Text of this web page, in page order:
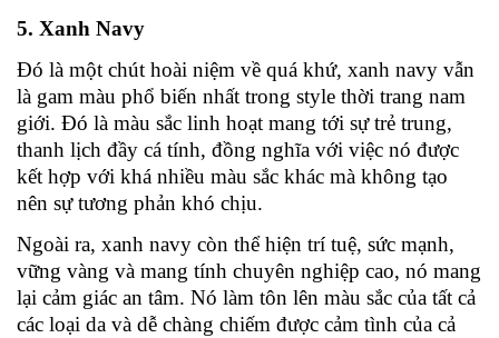
5. Xanh Navy
Đó là một chút hoài niệm về quá khứ, xanh navy vẫn
là gam màu phổ biến nhất trong style thời trang nam
giới. Đó là màu sắc linh hoạt mang tới sự trẻ trung,
thanh lịch đầy cá tính, đồng nghĩa với việc nó được
kết hợp với khá nhiều màu sắc khác mà không tạo
nên sự tương phản khó chịu.
Ngoài ra, xanh navy còn thể hiện trí tuệ, sức mạnh,
vững vàng và mang tính chuyên nghiệp cao, nó mang
lại cảm giác an tâm. Nó làm tôn lên màu sắc của tất cả
các loại da và dễ chàng chiếm được cảm tình của cả